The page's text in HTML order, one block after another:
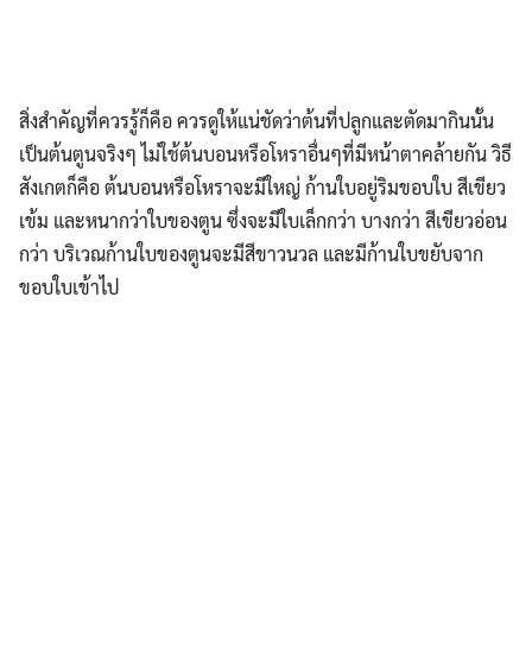
สิ่งสำคัญที่ควรรู้ก็คือ ควรดูให้แน่ชัดว่าต้นที่ปลูกและตัดมากินนั้น
เป็นต้นตูนจริงๆ ไม่ใช้ต้นบอนหรือโหราอื่นๆที่มีหน้าตาคล้ายกัน วิธี
สังเกตก็คือ ต้นบอนหรือโหราจะมีใหญ่ ก้านใบอยู่ริมขอบใบ สีเขียว
เข้ม และหนากว่าใบของตูน ซึ่งจะมีใบเล็กกว่า บางกว่า สีเขียวอ่อน
กว่า บริเวณก้านใบของตูนจะมีสีขาวนวล และมีก้านใบขยับจาก
ขอบใบเข้าไป